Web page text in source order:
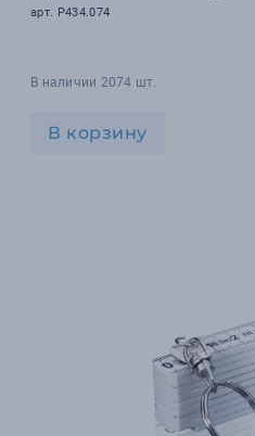
арт. P434.074
В наличии 2074 шт.
В корзину